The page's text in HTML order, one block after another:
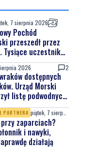
7 sierpnia 2026
Pochód
przeszedł przez
Tysiące uczestników
edycji
2026 2
dostępnych
Urząd Morski
listę podwodnych
PARTNERA
przy zaparciach?
i nawyki,
działają